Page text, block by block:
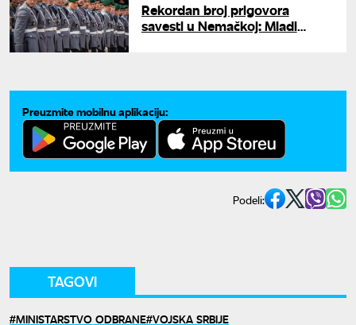
Rekordan broj prigovora
savesti u Nemačkoj: Mladi
Preuzmite mobilnu aplikaciju:
Podeli:
TAGOVI
MINISTARSTVO ODBRANE VOJSKA SRBIJE